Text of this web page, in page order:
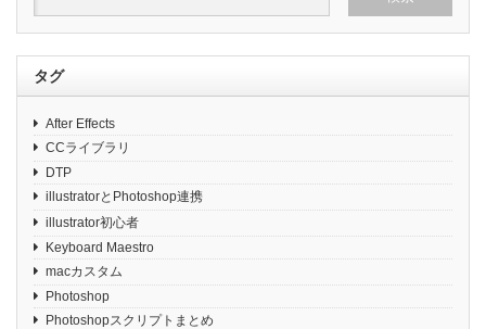
タグ
After Effects
CCライブラリ
DTP
illustratorとPhotoshop連携
illustrator初心者
Keyboard Maestro
macカスタム
Photoshop
Photoshopスクリプトまとめ